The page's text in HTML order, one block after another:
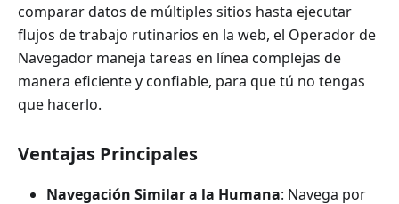
comparar datos de múltiples sitios hasta ejecutar
flujos de trabajo rutinarios en la web, el Operador de
Navegador maneja tareas en línea complejas de
manera eficiente y confiable, para que tú no tengas
que hacerlo.
Ventajas Principales
Navegación Similar a la Humana: Navega por